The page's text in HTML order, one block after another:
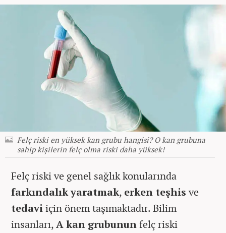
Felç riski en yüksek kan grubu hangisi? O kan grubuna
sahip kişilerin felç olma riski daha yüksek!
Felç riski ve genel sağlık konularında
farkındalık yaratmak, erken teşhisve
tedaviiçin önem taşımaktadır. Bilim
insanları,A kan grubununfelç riski